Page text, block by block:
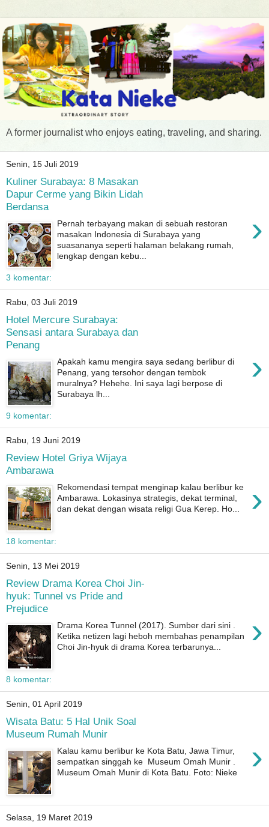
A former journalist who enjoys eating, traveling, and sharing.
Senin, 15 Juli 2019
Kuliner Surabaya: 8 Masakan
Dapur Cerme yang Bikin Lidah
Berdansa
›
Pernah terbayang makan di sebuah restoran
masakan Indonesia di Surabaya yang
suasananya seperti halaman belakang rumah,
lengkap dengan kebu...
3 komentar:
Rabu, 03 Juli 2019
Hotel Mercure Surabaya:
Sensasi antara Surabaya dan
Penang
›
Apakah kamu mengira saya sedang berlibur di
Penang, yang tersohor dengan tembok
muralnya? Hehehe. Ini saya lagi berpose di
Surabaya lh...
9 komentar:
Rabu, 19 Juni 2019
Review Hotel Griya Wijaya
Ambarawa
›
Rekomendasi tempat menginap kalau berlibur ke
Ambarawa. Lokasinya strategis, dekat terminal,
dan dekat dengan wisata religi Gua Kerep. Ho...
18 komentar:
Senin, 13 Mei 2019
Review Drama Korea Choi Jin-
hyuk: Tunnel vs Pride and
Prejudice
›
Drama Korea Tunnel (2017). Sumber dari sini .
Ketika netizen lagi heboh membahas penampilan
Choi Jin-hyuk di drama Korea terbarunya...
8 komentar:
Senin, 01 April 2019
Wisata Batu: 5 Hal Unik Soal
Museum Rumah Munir
›
Kalau kamu berlibur ke Kota Batu, Jawa Timur,
sempatkan singgah ke Museum Omah Munir .
Museum Omah Munir di Kota Batu. Foto: Nieke
Selasa, 19 Maret 2019